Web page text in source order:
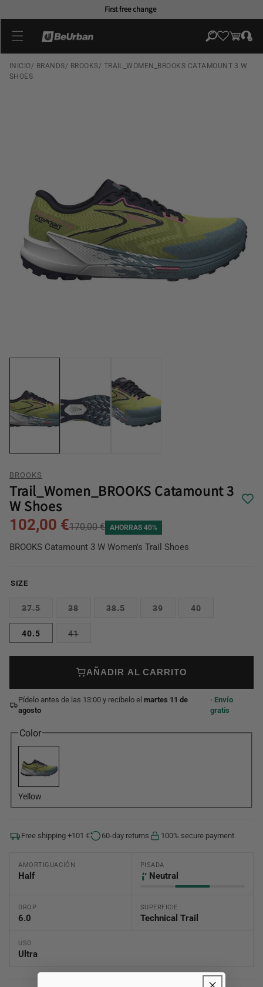
First free change
Cart
Log
in
INICIO/ BRANDS/ BROOKS/ TRAIL_WOMEN_BROOKS CATAMOUNT 3 W
SHOES
BROOKS
Trail_Women_BROOKS Catamount 3
W Shoes
102,00 €170,00 € AHORRAS 40%
BROOKS Catamount 3 W Women's Trail Shoes
SIZE
37.5 38 38.5 39 40
40.5 41
AÑADIR AL CARRITO
Pídelo antes de las 13:00 y recíbelo el martes 11 de
agosto
· Envío
gratis
Color
Yellow
Free shipping +101 € 60-day returns 100% secure payment
AMORTIGUACIÓN
Half
PISADA
Neutral
DROP
6.0
SUPERFICIE
Technical Trail
USO
Ultra